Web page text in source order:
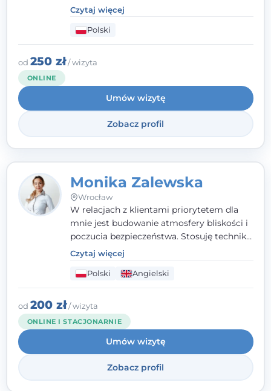
szkolenia na psychoterapeutę
systemowego. Posiadam status członka
nadzwyczajnego Wielkopolskiego
TowarzystwaTerapii Systemowejoraz
należę do Polskiego Towarzystwa
pierwszym miejscu stawiam budowanie
atmosfery bezpieczeństwa i zrozumienia w
relacjach z Klientami. Istotna dla nie jest
również koncentracja na dostępnych
zasobach.
Czytaj więcej
Polski
od 250 zł/ wizyta
ONLINE
Umów wizytę
Zobacz profil
Monika Zalewska
Wrocław
W relacjach z klientami priorytetem dla
mnie jest budowanie atmosfery bliskości i
poczucia bezpieczeństwa. Stosuję techniki
poznawczo-behawioralne oraz metody,
które koncentrują się na rozwiązaniach
(TSR). Te polegają na osiąganiu
zamierzonych celów (doprowadzeniu do
rozwiązania trudnych sytuacji) poprzez
identyfikowanie i wzmacnianie zasobów
oraz mocnych stron klienta. W swojej
pracy korzystam także z metod dialogu
motywacyjnego itreningu uważności.
Czytaj więcej
Polski Angielski
od 200 zł/ wizyta
ONLINE I STACJONARNIE
Umów wizytę
Zobacz profil